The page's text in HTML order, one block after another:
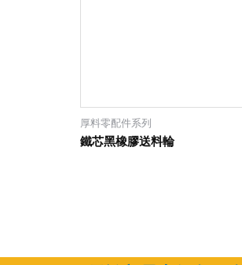
厚料零配件系列
鐵芯黑橡膠送料輪